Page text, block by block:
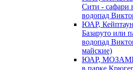
Сити - сафари
водопад
ЮАР,
Базаруто или
водопад
майские)
ЮАР,
в парке